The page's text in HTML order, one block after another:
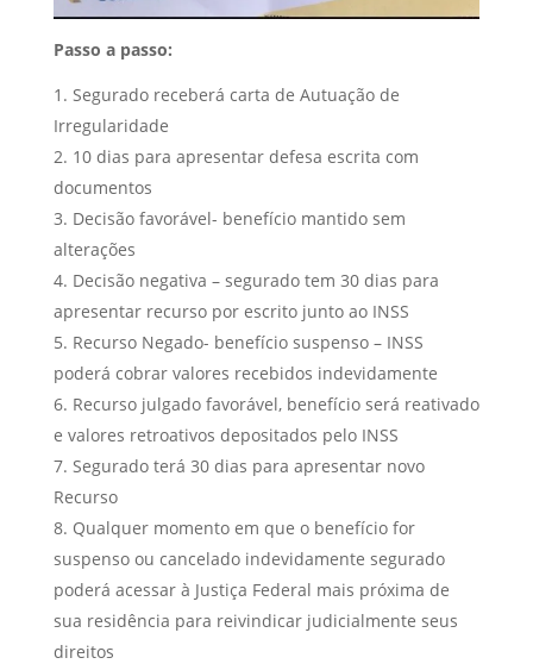
Passo a passo:
Segurado receberá carta de Autuação de
Irregularidade
10 dias para apresentar defesa escrita com
documentos
Decisão favorável- benefício mantido sem
alterações
Decisão negativa – segurado tem 30 dias para
apresentar recurso por escrito junto ao INSS
Recurso Negado- benefício suspenso – INSS
poderá cobrar valores recebidos indevidamente
Recurso julgado favorável, benefício será reativado
e valores retroativos depositados pelo INSS
Segurado terá 30 dias para apresentar novo
Recurso
Qualquer momento em que o benefício for
suspenso ou cancelado indevidamente segurado
poderá acessar à Justiça Federal mais próxima de
sua residência para reivindicar judicialmente seus
direitos